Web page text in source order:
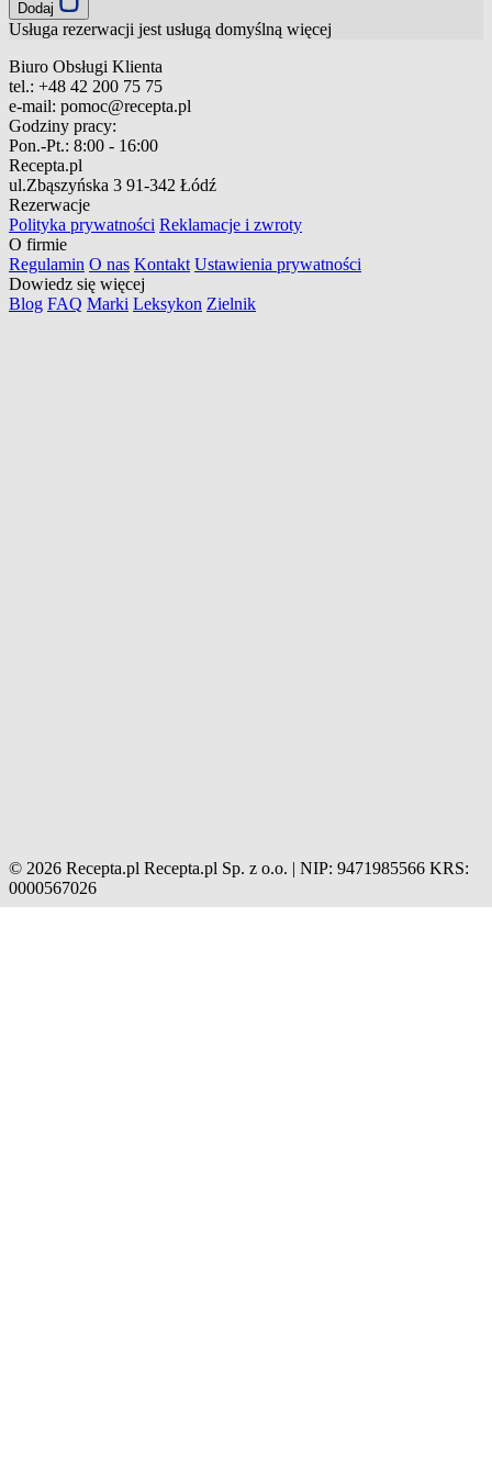
Dodaj
Usługa rezerwacji jest usługą domyślną więcej
Biuro Obsługi Klienta
tel.: +48 42 200 75 75
e-mail: pomoc@recepta.pl
Godziny pracy:
Pon.-Pt.: 8:00 - 16:00
Recepta.pl
ul.Zbąszyńska 3 91-342 Łódź
Rezerwacje
Polityka prywatności Reklamacje i zwroty
O firmie
Regulamin O nas Kontakt Ustawienia prywatności
Dowiedz się więcej
Blog FAQ Marki Leksykon Zielnik
© 2026 Recepta.pl Recepta.pl Sp. z o.o. | NIP: 9471985566 KRS:
0000567026